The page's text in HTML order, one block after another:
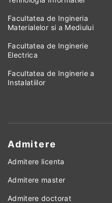
Facultatea de Ingineria
Materialelor si a Mediului
Facultatea de Inginerie
Electrica
Facultatea de Inginerie a
Instalatiilor
Admitere
Admitere licenta
Admitere master
Admitere doctorat